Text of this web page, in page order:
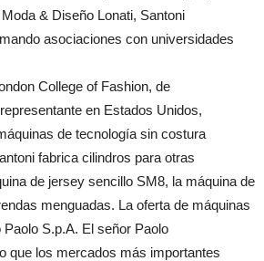
& Diseño Lonati, Santoni
asociaciones con universidades
College of Fashion, de
en Estados Unidos,
de tecnología sin costura
fabrica cilindros para otras
de jersey sencillo SM8, la máquina de
menguadas. La oferta de máquinas
S.p.A. El señor Paolo
que los mercados más importantes